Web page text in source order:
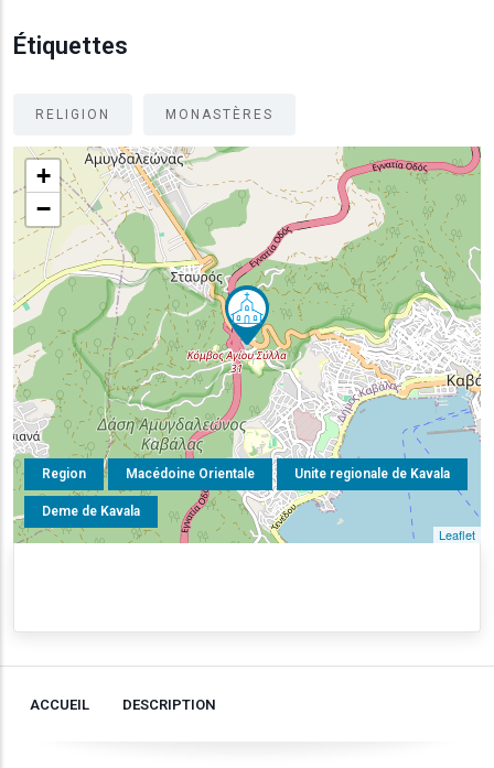
Étiquettes
RELIGION MONASTÈRES
Region Macédoine Orientale Unite regionale de Kavala
Deme de Kavala
+
−
Leaflet
ACCUEIL DESCRIPTION